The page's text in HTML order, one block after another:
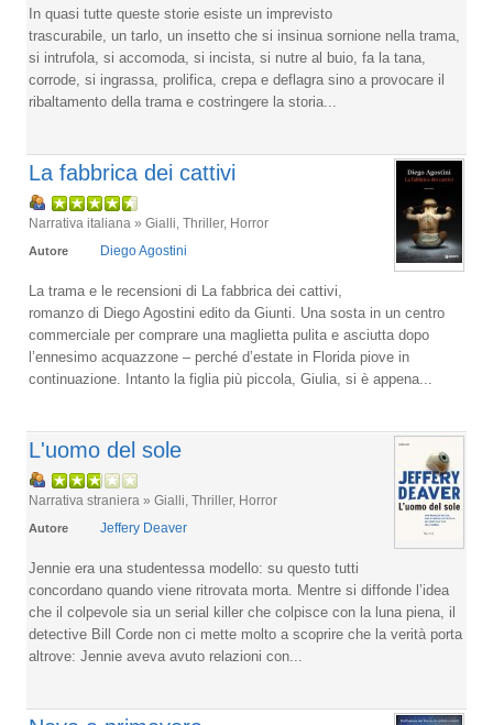
In quasi tutte queste storie esiste un imprevisto
trascurabile, un tarlo, un insetto che si insinua sornione nella trama,
si intrufola, si accomoda, si incista, si nutre al buio, fa la tana,
corrode, si ingrassa, prolifica, crepa e deflagra sino a provocare il
ribaltamento della trama e costringere la storia...
La fabbrica dei cattivi
Narrativa italiana » Gialli, Thriller, Horror
Autore Diego Agostini
La trama e le recensioni di La fabbrica dei cattivi,
romanzo di Diego Agostini edito da Giunti. Una sosta in un centro
commerciale per comprare una maglietta pulita e asciutta dopo
l’ennesimo acquazzone – perché d’estate in Florida piove in
continuazione. Intanto la figlia più piccola, Giulia, si è appena...
L'uomo del sole
Narrativa straniera » Gialli, Thriller, Horror
Autore Jeffery Deaver
Jennie era una studentessa modello: su questo tutti
concordano quando viene ritrovata morta. Mentre si diffonde l’idea
che il colpevole sia un serial killer che colpisce con la luna piena, il
detective Bill Corde non ci mette molto a scoprire che la verità porta
altrove: Jennie aveva avuto relazioni con...